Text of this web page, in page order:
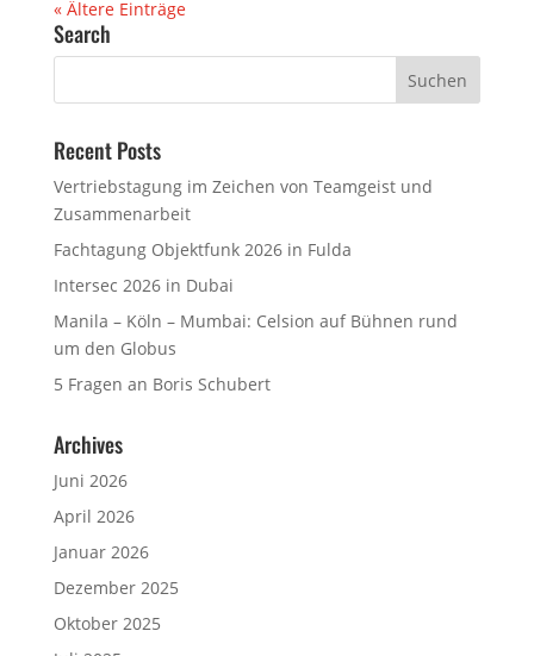
« Ältere Einträge
Search
Recent Posts
Vertriebstagung im Zeichen von Teamgeist und
Zusammenarbeit
Fachtagung Objektfunk 2026 in Fulda
Intersec 2026 in Dubai
Manila – Köln – Mumbai: Celsion auf Bühnen rund
um den Globus
5 Fragen an Boris Schubert
Archives
Juni 2026
April 2026
Januar 2026
Dezember 2025
Oktober 2025